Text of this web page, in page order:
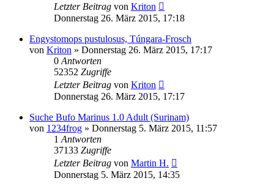
Letzter Beitrag von Kriton
Donnerstag 26. März 2015, 17:18
Engystomops pustulosus, Túngara-Frosch
von Kriton » Donnerstag 26. März 2015, 17:17
0 Antworten
52352 Zugriffe
Letzter Beitrag von Kriton
Donnerstag 26. März 2015, 17:17
Suche Bufo Marinus 1.0 Adult (Surinam)
von 1234frog » Donnerstag 5. März 2015, 11:57
1 Antworten
37133 Zugriffe
Letzter Beitrag von Martin H.
Donnerstag 5. März 2015, 14:35